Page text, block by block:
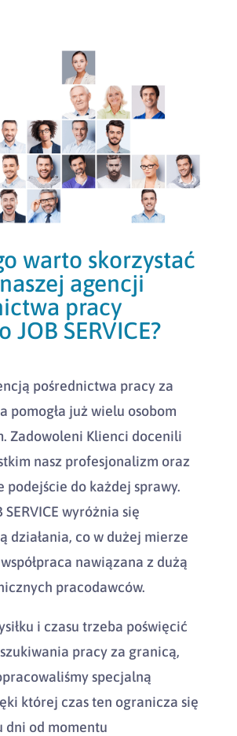
warto skorzystać
agencji
pracy
JOB SERVICE?
pośrednictwa pracy za
pomogła już wielu osobom
Zadowoleni Klienci docenili
nasz profesjonalizm oraz
podejście do każdej sprawy.
SERVICE wyróżnia się
działania, co w dużej mierze
nawiązana z dużą
pracodawców.
i czasu trzeba poświęcić
pracy za granicą,
specjalną
której czas ten ogranicza się
dni od momentu